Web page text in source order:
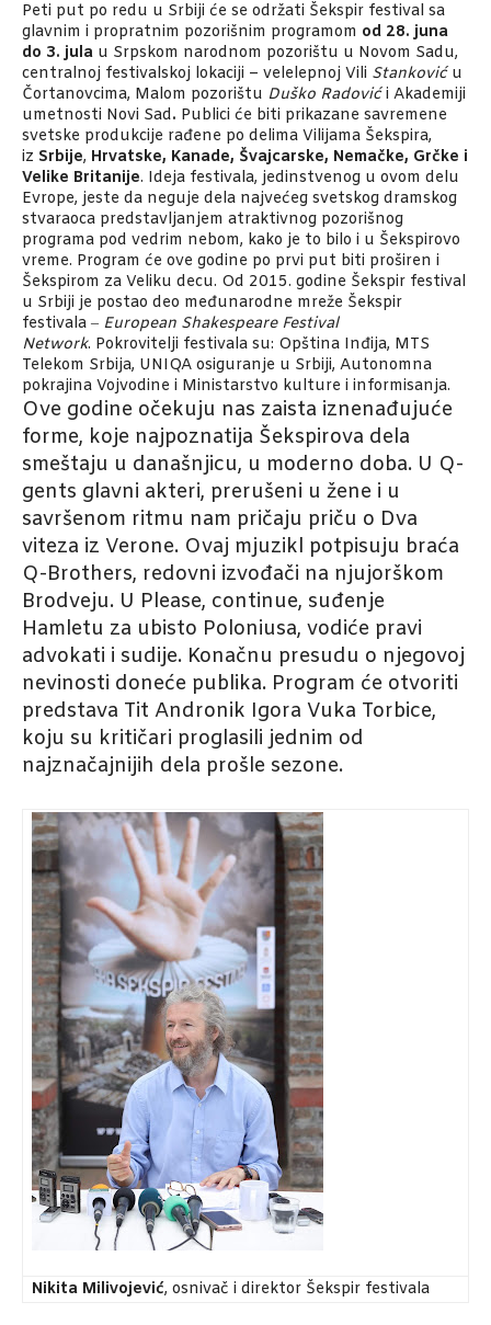
Peti put po redu u Srbiji će se održati Šekspir festival sa
glavnim i propratnim pozorišnim programom od 28. juna
do 3. jula u Srpskom narodnom pozorištu u Novom Sadu,
centralnoj festivalskoj lokaciji – velelepnoj Vili Stankoviću
Čortanovcima, Malom pozorištu Duško Radovići Akademiji
umetnosti Novi Sad. Publici će biti prikazane savremene
svetske produkcije rađene po delima Vilijama Šekspira,
iz Srbije, Hrvatske, Kanade, Švajcarske, Nemačke, Grčke i
Velike Britanije. Ideja festivala, jedinstvenog u ovom delu
Evrope, jeste da neguje dela najvećeg svetskog dramskog
stvaraoca predstavljanjem atraktivnog pozorišnog
programa pod vedrim nebom, kako je to bilo i u Šekspirovo
vreme. Program će ove godine po prvi put biti proširen i
Šekspirom za Veliku decu. Od 2015. godine Šekspir festival
u Srbiji je postao deo međunarodne mreže Šekspir
festivala ‒ European Shakespeare Festival
Network. Pokrovitelji festivala su: Opština Inđija, MTS
Telekom Srbija, UNIQA osiguranje u Srbiji, Autonomna
pokrajina Vojvodine i Ministarstvo kulture i informisanja.
Ove godine očekuju nas zaista iznenađujuće
forme, koje najpoznatija Šekspirova dela
smeštaju u današnjicu, u moderno doba. U Q-
gents glavni akteri, prerušeni u žene i u
savršenom ritmu nam pričaju priču o Dva
viteza iz Verone. Ovaj mjuzikl potpisuju braća
Q-Brothers, redovni izvođači na njujorškom
Brodveju. U Please, continue, suđenje
Hamletu za ubisto Poloniusa, vodiće pravi
advokati i sudije. Konačnu presudu o njegovoj
nevinosti doneće publika. Program će otvoriti
predstava Tit Andronik Igora Vuka Torbice,
koju su kritičari proglasili jednim od
najznačajnijih dela prošle sezone.
Nikita Milivojević, osnivač i direktor Šekspir festivala